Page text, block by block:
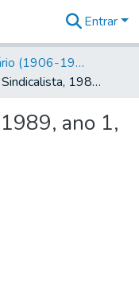
Entrar
Canto Libertário (1906-1995)
O Anarco Sindicalista, 1989, ano 1, n 1
ano 1,